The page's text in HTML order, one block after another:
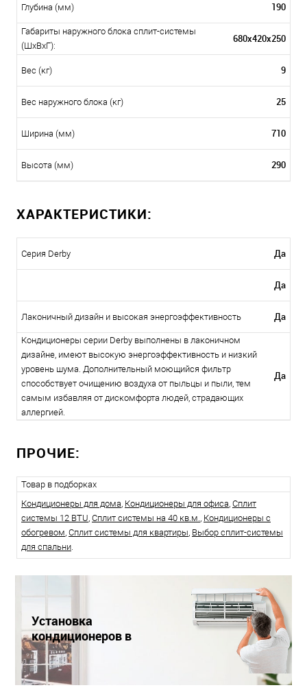
Глубина (мм) 190
Габариты наружного блока сплит-системы
(ШxВxГ):
680x420x250
Вес (кг) 9
Вес наружного блока (кг) 25
Ширина (мм) 710
Высота (мм) 290
ХАРАКТЕРИСТИКИ:
Серия Derby Да
Да
Лаконичный дизайн и высокая энергоэффективность Да
Кондиционеры серии Derby выполнены в лаконичном
дизайне, имеют высокую энергоэффективность и низкий
уровень шума. Дополнительный моющийся фильтр
способствует очищению воздуха от пыльцы и пыли, тем
самым избавляя от дискомфорта людей, страдающих
аллергией.
Да
ПРОЧИЕ:
Товар в подборках
Кондиционеры для дома, Кондиционеры для офиса, Сплит
системы 12 BTU, Сплит системы на 40 кв.м., Кондиционеры с
обогревом, Сплит системы для квартиры, Выбор сплит-системы
для спальни.
Установка
кондиционеров в
Краснодаре